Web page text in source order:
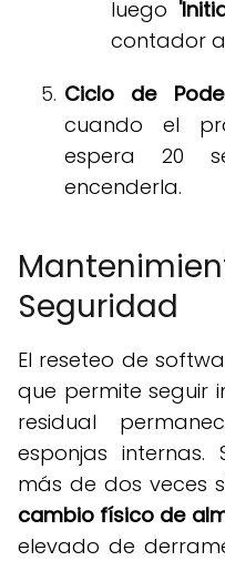
luego
contador
Ciclo de
cuando el
espera 20
encenderla.
Seguridad
El reseteo de
que permite seguir
residual
esponjas internas.
más de dos veces
cambio físico de
elevado de